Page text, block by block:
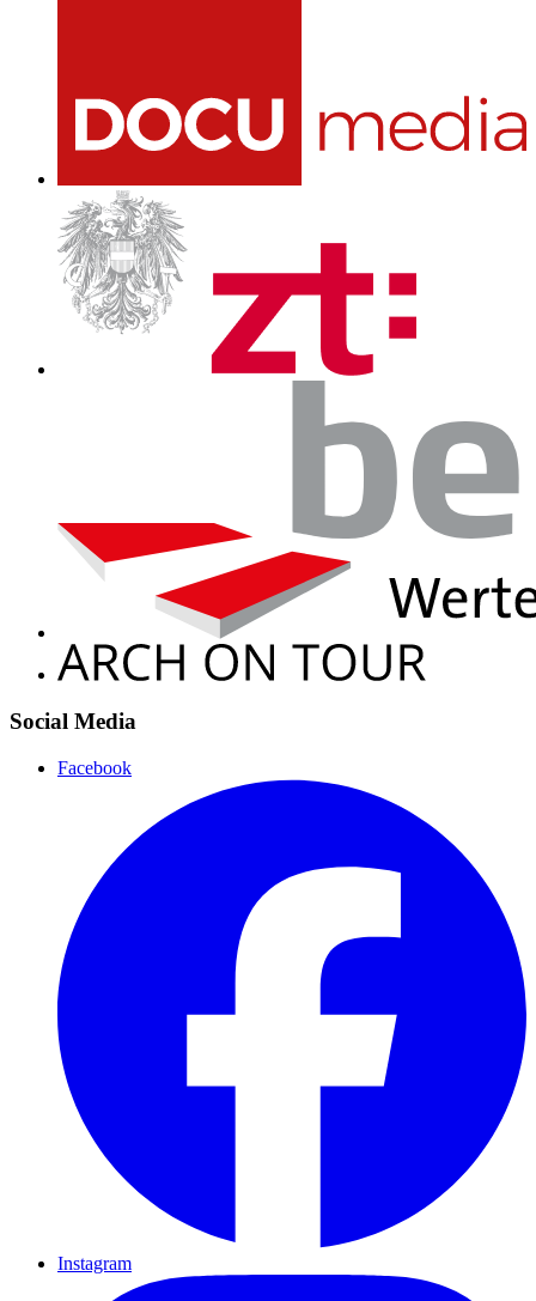
Social Media
Facebook
Instagram